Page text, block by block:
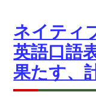
ネイティ
英語口語
果たす、